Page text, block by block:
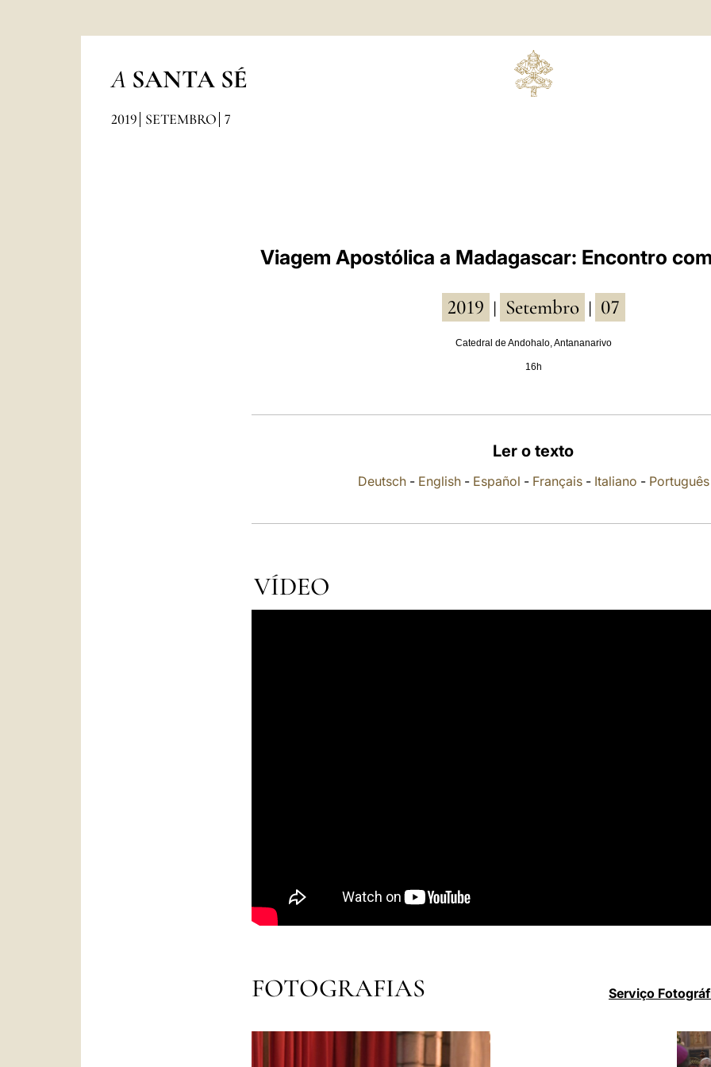
A SANTA SÉ
2019 SETEMBRO 7
Viagem Apostólica a Madagascar: Encontro
2019 Setembro 07
Catedral de Andohalo, Antananarivo
16h
Ler o texto
Deutsch- English- Español - Français- Italiano - Português
VÍDEO
FOTOGRAFIAS Serviço